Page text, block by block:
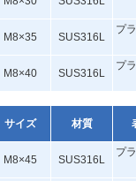
M8×35 SUS316L
プ
M8×40 SUS316L
プ
サイズ 材質
M8×45 SUS316L
プ